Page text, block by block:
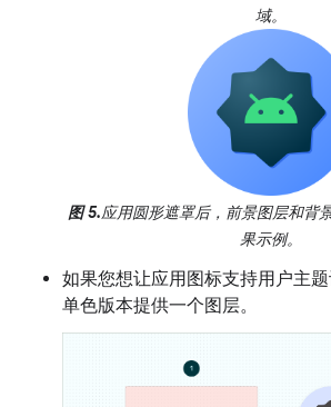
域。
图 5.应用圆形遮罩后，前景图层和背
果示例。
如果您想让应用图标支持用户主
单色版本提供一个图层。